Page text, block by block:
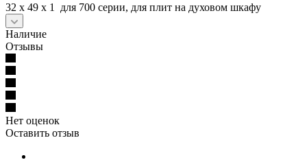
32 х 49 х 1 для 700 серии, для плит на духовом шкафу
Наличие
Отзывы
Нет оценок
Оставить отзыв